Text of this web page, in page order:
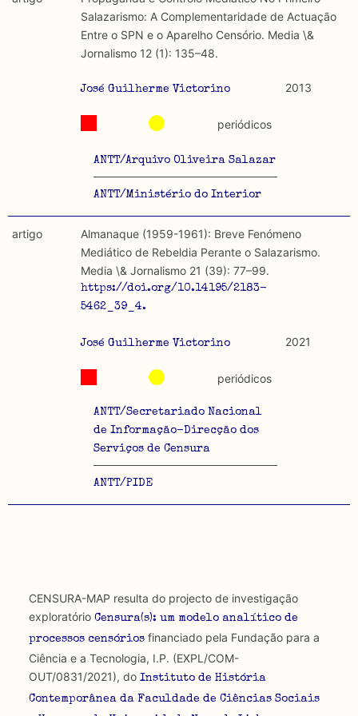
académicos.
Limitações
produzidos até 2022, contudo não foi possível ter acesso
discurso e uso da liberdade de expressão. Trata-se de
uma censura que é omnipresente, dado que é
constitutiva do próprio acto de fala.
abordagens.
Tipo investigação realizada
Combinação teórico-empírica
Os resultados obtidos podem ser exportados em formato
.csv para importação em programas de folha de cálculo
Salazarismo: A Complementaridade de Actuação
Entre o SPN e o Aparelho Censório. Media \&
Jornalismo 12 (1): 135–48.
José Guilherme Victorino 2013
ANTT/Arquivo Oliveira Salazar
ANTT/Ministério do Interior
periódicos
artigo
Almanaque (1959-1961): Breve Fenómeno
Mediático de Rebeldia Perante o Salazarismo.
Media \& Jornalismo 21 (39): 77–99.
https://doi.org/10.14195/2183-
5462_39_4.
José Guilherme Victorino 2021
ANTT/Secretariado Nacional
de Informação-Direcção dos
Serviços de Censura
ANTT/PIDE
periódicos
CENSURA-MAP resulta do projecto de investigação
exploratório Censura(s): um modelo analítico de
processos censóriosfinanciado pela Fundação para a
Ciência e a Tecnologia, I.P. (EXPL/COM-
OUT/0831/2021), do Instituto de História
Contemporânea da Faculdade de Ciências Sociais